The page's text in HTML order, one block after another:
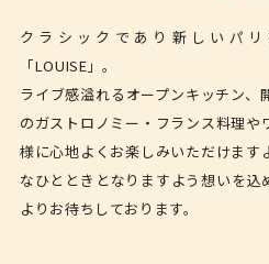
クラシックであり新しいパ
「LOUISE」。
ライブ感溢れるオープンキッチン
のガストロノミー・フランス料理
様に心地よくお楽しみいただけます
なひとときとなりますよう想いを
よりお待ちしております。